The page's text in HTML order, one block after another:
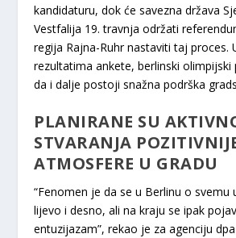
kandidaturu, dok će savezna država
Vestfalija 19. travnja održati
regija Rajna-Ruhr nastaviti taj proces.
rezultatima ankete, berlinski olimpijski
da i dalje postoji snažna podrška
PLANIRANE SU
STVARANJA
ATMOSFERE U GRADU
“Fenomen je da se u Berlinu o svemu
lijevo i desno, ali na kraju se ipak
entuzijazam”, rekao je za agenciju